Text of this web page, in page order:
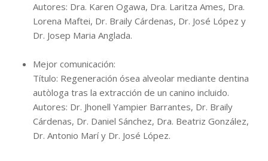
Autores: Dra. Karen Ogawa, Dra. Laritza Ames, Dra.
Lorena Maftei, Dr. Braily Cárdenas, Dr. José López y
Dr. Josep Maria Anglada.
Mejor comunicación:
Título: Regeneración ósea alveolar mediante dentina
autòloga tras la extracción de un canino incluido.
Autores: Dr. Jhonell Yampier Barrantes, Dr. Braily
Cárdenas, Dr. Daniel Sánchez, Dra. Beatriz González,
Dr. Antonio Marí y Dr. José López.